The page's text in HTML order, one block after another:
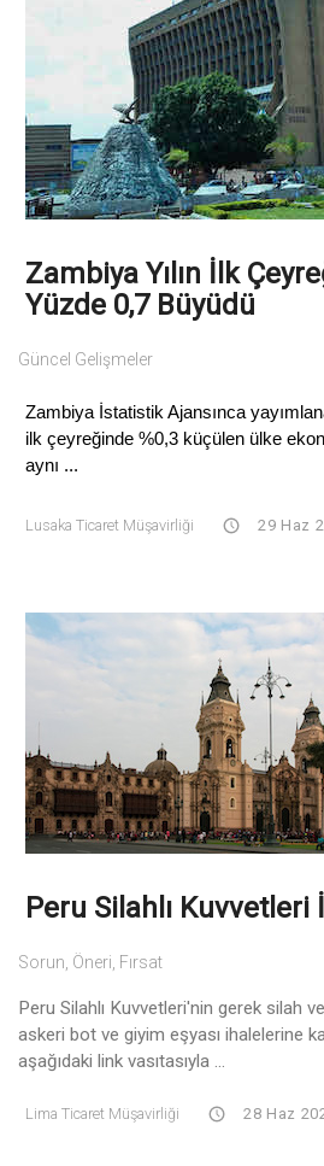
Zambiya Yılın İlk
Yüzde 0,7 Büyüdü
Güncel Gelişmeler
Zambiya İstatistik Ajansınca
ilk çeyreğinde %0,3 küçülen ülke
aynı ...
Lusaka Ticaret Müşavirliği 29 Haz
Peru Silahlı Kuvvetleri
Sorun, Öneri, Fırsat
Peru Silahlı Kuvvetleri'nin gerek silah
askeri bot ve giyim eşyası ihalelerine
aşağıdaki link vasıtasıyla ...
Lima Ticaret Müşavirliği 28 Haz